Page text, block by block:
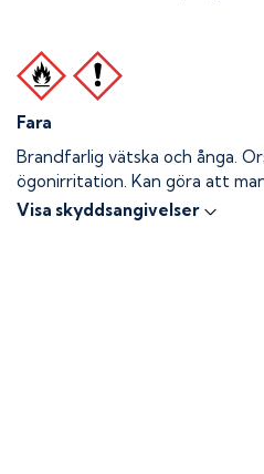
Fara
Brandfarlig vätska och ånga.
ögonirritation. Kan göra att
Visa skyddsangivelser